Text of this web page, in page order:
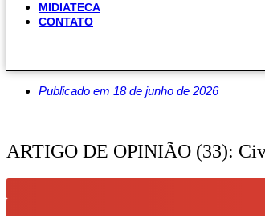
MIDIATECA
CONTATO
Publicado em 18 de junho de 2026
ARTIGO DE OPINIÃO (33):